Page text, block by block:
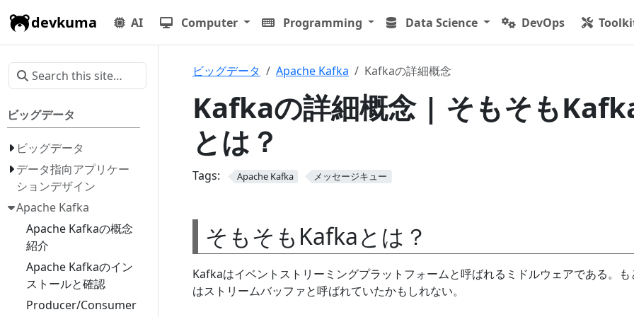
devkuma AI Computer Programming Data Science DevOps
ビッグデータ
ビッグデータ
データ指向アプリケー
ションデザイン
Apache Kafka
Apache Kafkaの概念
紹介
Apache Kafkaのイン
ストールと確認
Producer/Consumer
ビッグデータ Apache Kafka Kafkaの詳細概念
Kafkaの詳細概念 | そもそも
とは？
Tags: Apache Kafka メッセージキュー
そもそもKafkaとは？
Kafkaはイベントストリーミングプラットフォームと呼ばれるミドルウェアである。も
はストリームバッファと呼ばれていたかもしれない。